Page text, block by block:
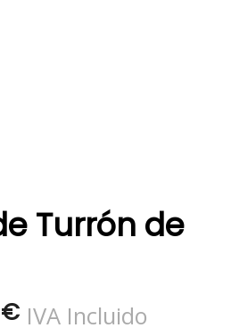
Turrón de
€Rango
IVA Incluido